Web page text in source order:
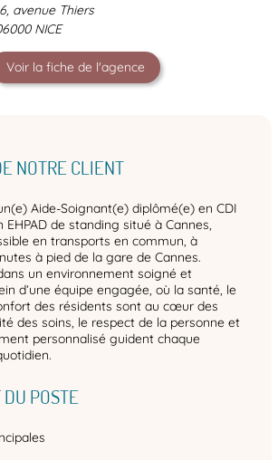
avenue Thiers
NICE
Voir la fiche de l'agence
NOTRE CLIENT
Aide‑Soignant(e) diplômé(e) en CDI
EHPAD de standing situé à Cannes,
en transports en commun, à
à pied de la gare de Cannes.
un environnement soigné et
d’une équipe engagée, où la santé, le
des résidents sont au cœur des
des soins, le respect de la personne et
personnalisé guident chaque
POSTE